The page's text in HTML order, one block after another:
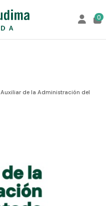
0
Auxiliar de la Administración del